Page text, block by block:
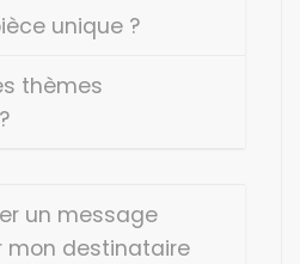
unique ?
thèmes
un message
mon destinataire